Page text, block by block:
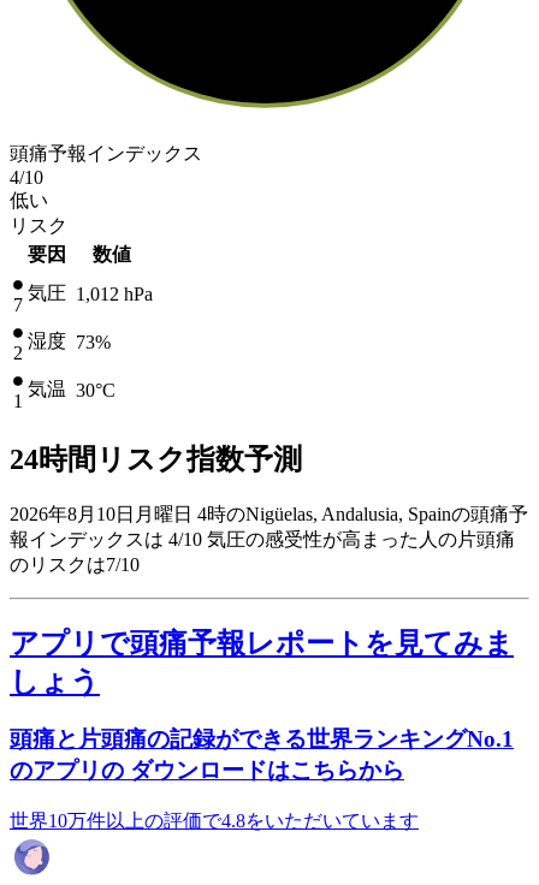
頭痛予報インデックス
4/10
低い
リスク
要因
数値
7
気圧 1,012 hPa
2
湿度 73%
1
気温 30°C
24時間リスク指数予測
2026年8月10日月曜日 4時のNigüelas, Andalusia, Spainの頭痛予
報インデックスは 4/10 気圧の感受性が高まった人の片頭痛
のリスクは7/10
アプリで頭痛予報レポートを見てみま
しょう
頭痛と片頭痛の記録ができる世界ランキングNo.1
のアプリの ダウンロードはこちらから
世界10万件以上の評価で4.8をいただいています